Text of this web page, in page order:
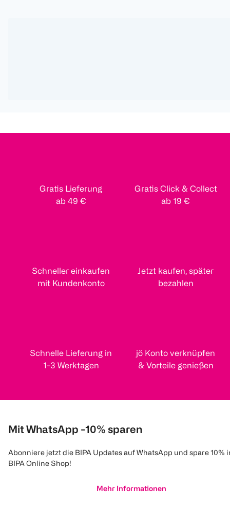
Gratis Lieferung
ab 49 €
Gratis Click & Collect
ab 19 €
Schneller einkaufen
mit Kundenkonto
Jetzt kaufen, später
bezahlen
Schnelle Lieferung in
1-3 Werktagen
jö Konto verknüpfen
& Vorteile genießen
Mit WhatsApp -10% sparen
Abonniere jetzt die BIPA Updates auf WhatsApp und spare 10%
BIPA Online Shop!
Mehr Informationen